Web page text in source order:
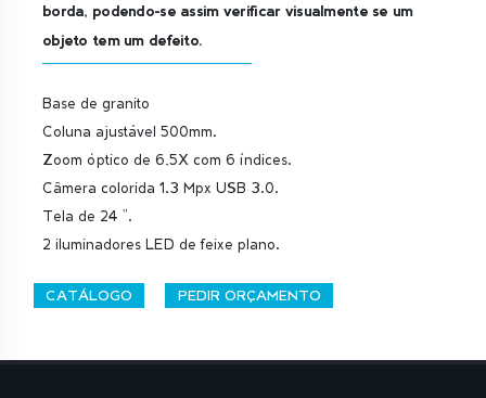
borda, podendo-se assim verificar visualmente se um
objeto tem um defeito.
Base de granito
Coluna ajustável 500mm.
Zoom óptico de 6,5X com 6 índices.
Câmera colorida 1.3 Mpx USB 3.0.
Tela de 24 ".
2 iluminadores LED de feixe plano.
CATÁLOGO PEDIR ORÇAMENTO